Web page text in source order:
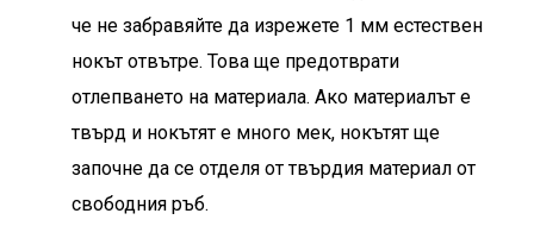
че не забравяйте да изрежете 1 мм естествен
нокът отвътре. Това ще предотврати
отлепването на материала. Ако материалът е
твърд и нокътят е много мек, нокътят ще
започне да се отделя от твърдия материал от
свободния ръб.